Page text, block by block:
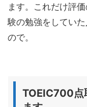
ます。これだけ評
験の勉強をしてい
ので。
TOEIC700点